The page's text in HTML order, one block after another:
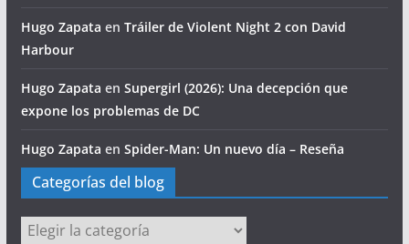
Hugo Zapata en Tráiler de Violent Night 2 con David
Harbour
Hugo Zapata en Supergirl (2026): Una decepción que
expone los problemas de DC
Hugo Zapata en Spider-Man: Un nuevo día – Reseña
Categorías del blog
Categorías